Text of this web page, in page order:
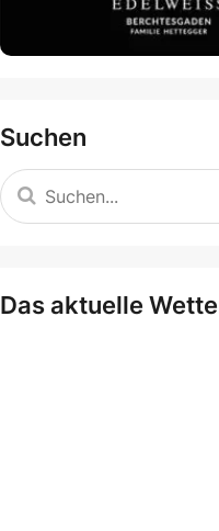
Suchen
Das aktuelle